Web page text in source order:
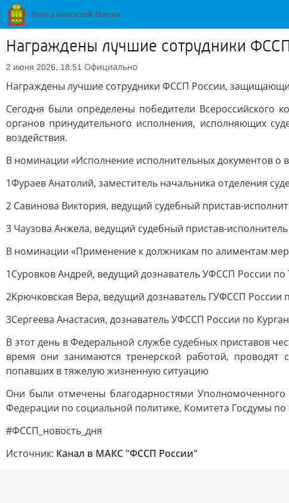
Награждены лучшие сотрудники
2 июня 2026, 18:51 Официально
Награждены лучшие сотрудники ФССП России,
Сегодня были определены победители Всероссийского
органов принудительного исполнения, исполняющих
воздействия.
В номинации «Исполнение исполнительных документов о
1Фураев Анатолий, заместитель начальника отделения
2 Савинова Виктория, ведущий судебный пристав-
3 Чаузова Анжела, ведущий судебный пристав-
В номинации «Применение к должникам по алиментам мер
1Суровков Андрей, ведущий дознаватель УФССП России по
2Крючковская Вера, ведущий дознаватель ГУФССП России
3Сергеева Анастасия, дознаватель УФССП России по
В этот день в Федеральной службе судебных приставов
время они занимаются тренерской работой, проводят
попавших в тяжелую жизненную ситуацию
Они были отмечены благодарностями
Федерации по социальной политике, Комитета Госдумы
#ФССП_новость_дня
Источник: Канал в МАКС "ФССП России"